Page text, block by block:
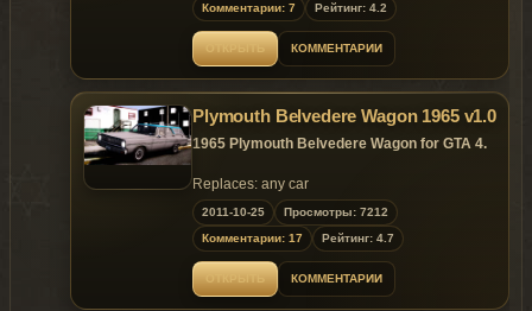
Model is exclusive toGta Mania
22.11.2012 !
~ GTAMANIA EXCLUSIVE ~
DO NOT HOST THIS MOD ON OTHER
WEBSITE UNTIL 22.11.2012 !
Комментарии: 7 Рейтинг: 4.2
КОММЕНТАРИИ
Plymouth Belvedere Wagon 1965 v1.0
1965 Plymouth Belvedere Wagon for GTA 4.
Replaces: any car
2011-10-25
Просмотры: 7212
Комментарии: 17
Рейтинг: 4.7
КОММЕНТАРИИ